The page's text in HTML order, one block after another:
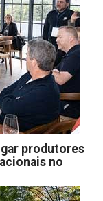
produtores
no